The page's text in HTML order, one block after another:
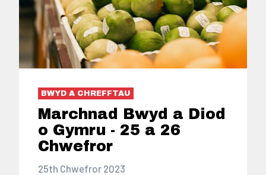
BWYD A CHREFFTAU
Marchnad Bwyd a Diod
o Gymru - 25 a 26
Chwefror
25th Chwefror 2023